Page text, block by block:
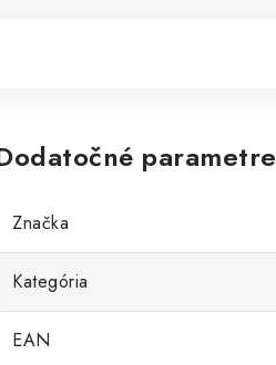
parametre
Značka
Kategória
EAN